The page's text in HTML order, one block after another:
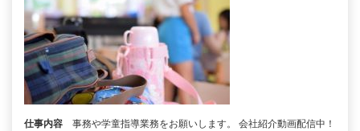
仕事内容
事務や学童指導業務をお願いします。 会社紹介動画配信中！